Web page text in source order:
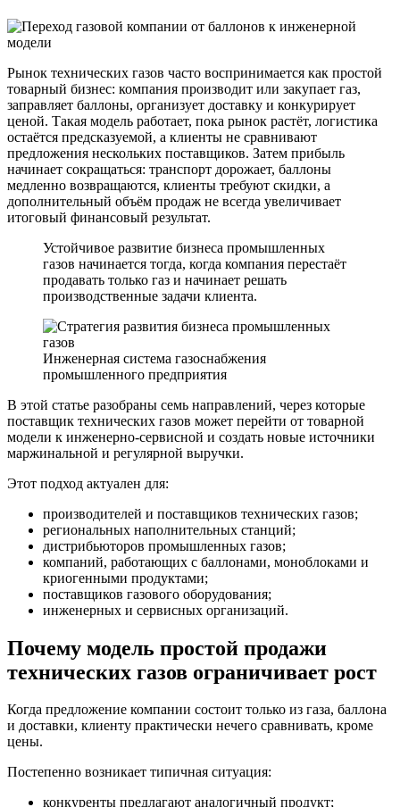
Рынок технических газов часто воспринимается как простой
товарный бизнес: компания производит или закупает газ,
заправляет баллоны, организует доставку и конкурирует
ценой. Такая модель работает, пока рынок растёт, логистика
остаётся предсказуемой, а клиенты не сравнивают
предложения нескольких поставщиков. Затем прибыль
начинает сокращаться: транспорт дорожает, баллоны
медленно возвращаются, клиенты требуют скидки, а
дополнительный объём продаж не всегда увеличивает
итоговый финансовый результат.
Устойчивое развитие бизнеса промышленных
газов начинается тогда, когда компания перестаёт
продавать только газ и начинает решать
производственные задачи клиента.
Инженерная система газоснабжения
промышленного предприятия
В этой статье разобраны семь направлений, через которые
поставщик технических газов может перейти от товарной
модели к инженерно-сервисной и создать новые источники
маржинальной и регулярной выручки.
Этот подход актуален для:
производителей и поставщиков технических газов;
региональных наполнительных станций;
дистрибьюторов промышленных газов;
компаний, работающих с баллонами, моноблоками и
криогенными продуктами;
поставщиков газового оборудования;
инженерных и сервисных организаций.
Почему модель простой продажи
технических газов ограничивает рост
Когда предложение компании состоит только из газа, баллона
и доставки, клиенту практически нечего сравнивать, кроме
цены.
Постепенно возникает типичная ситуация:
конкуренты предлагают аналогичный продукт;